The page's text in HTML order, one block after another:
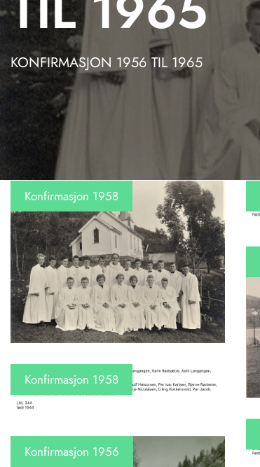
KONFIRMASJON 1956 TIL 1965
Konfirmasjon 1958
Konfirmasjon 1958
Konfirmasjon 1956